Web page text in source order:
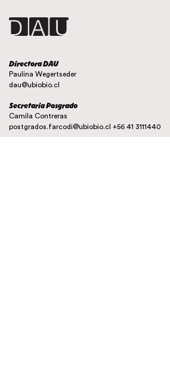
Directora DAU
Paulina Wegertseder
dau@ubiobio.cl
Secretaria Posgrado
Camila Contreras
postgrados.farcodi@ubiobio.cl +56 41 3111440